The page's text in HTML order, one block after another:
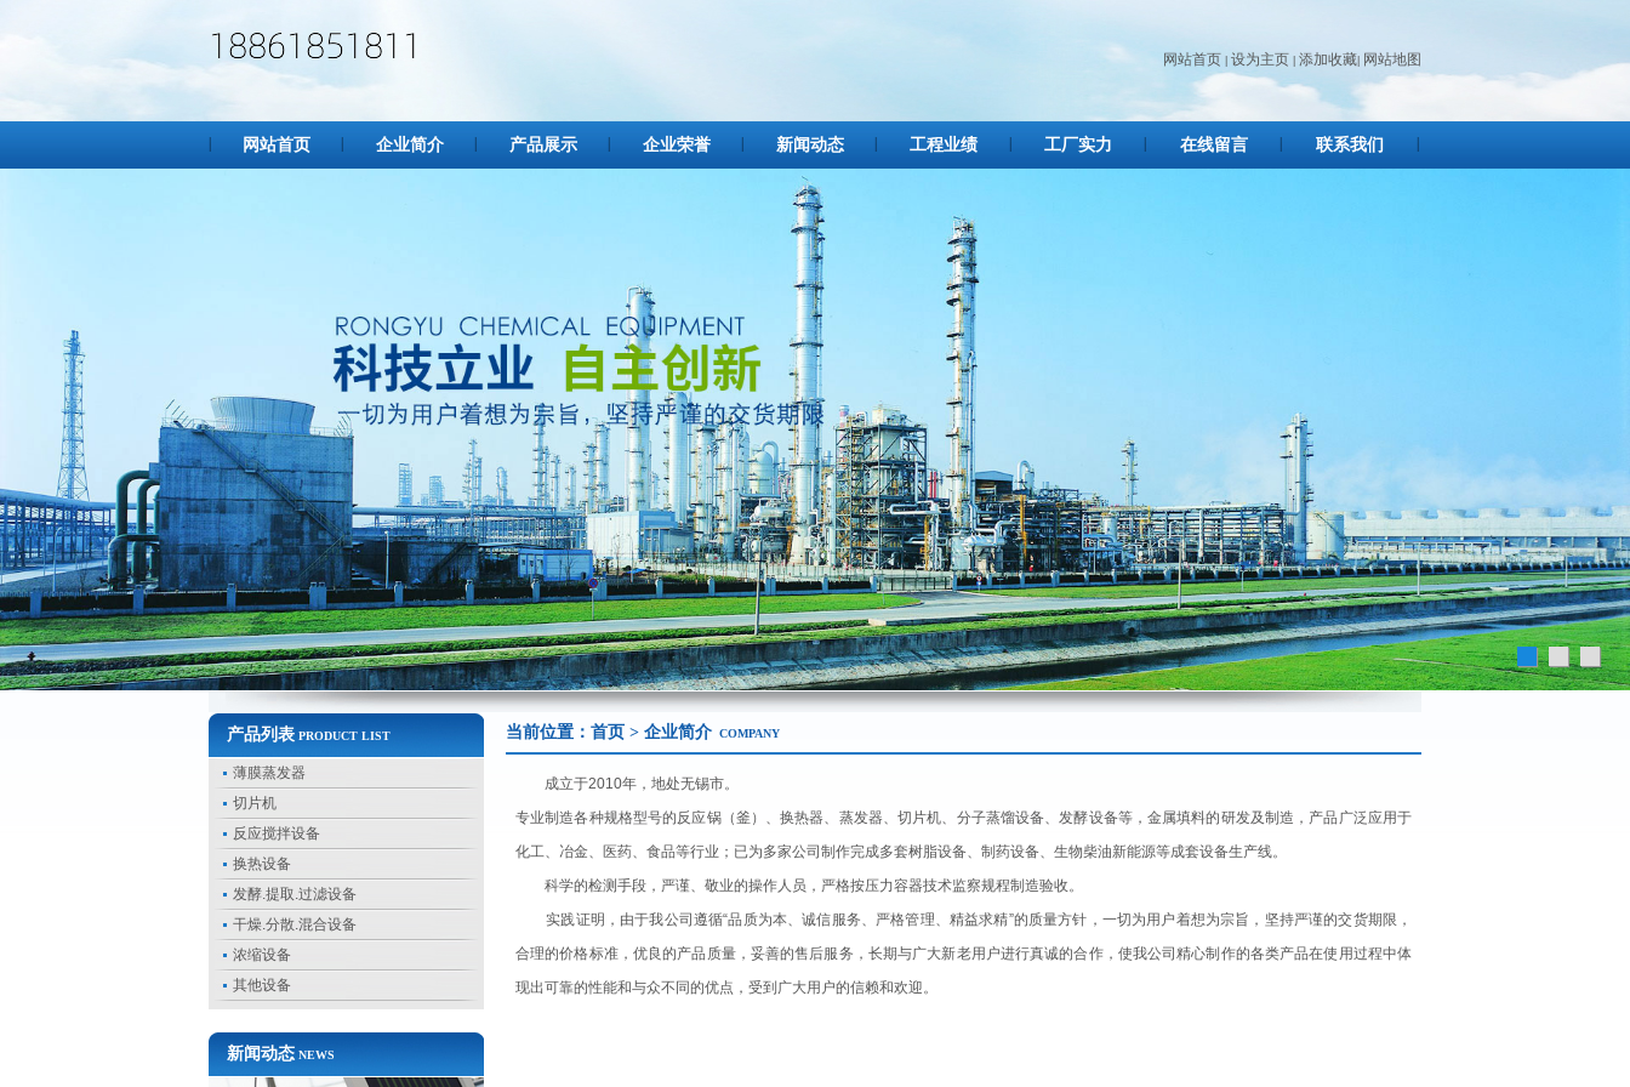
网站首页 设为主页 添加收藏 网站地图
网站首页 企业简介 产品展示 企业荣誉 新闻动态 工程业绩 工厂实力 在线留言 联系我们
产品列表 PRODUCT LIST
薄膜蒸发器
切片机
反应搅拌设备
换热设备
发酵.提取.过滤设备
干燥.分散.混合设备
浓缩设备
其他设备
新闻动态 NEWS
当前位置： 首页 > 企业简介 COMPANY
成立于2010年，地处无锡市。
专业制造各种规格型号的反应锅（釜）、换热器、蒸发器、切片机、分子蒸馏设备、发酵设备等，金属填料的研发及制造，产品广泛应用于
化工、冶金、医药、食品等行业；已为多家公司制作完成多套树脂设备、制药设备、生物柴油新能源等成套设备生产线。
科学的检测手段，严谨、敬业的操作人员，严格按压力容器技术监察规程制造验收。
实践证明，由于我公司遵循“品质为本、诚信服务、严格管理、精益求精”的质量方针，一切为用户着想为宗旨，坚持严谨的交货期限，
合理的价格标准，优良的产品质量，妥善的售后服务，长期与广大新老用户进行真诚的合作，使我公司精心制作的各类产品在使用过程中体
现出可靠的性能和与众不同的优点，受到广大用户的信赖和欢迎。